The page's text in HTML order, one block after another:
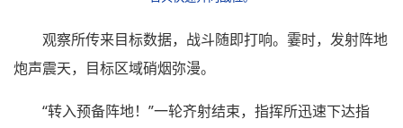
观察所传来目标数据，战斗随即打响。霎时，发射阵地
炮声震天，目标区域硝烟弥漫。
“转入预备阵地！”一轮齐射结束，指挥所迅速下达指